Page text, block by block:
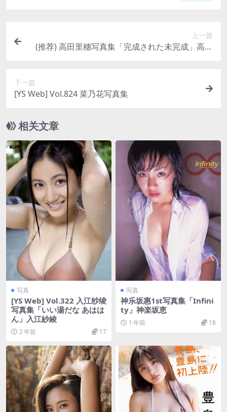
上一篇
(推荐) 高田里穗写真集「完成された未完成」高田
下一篇
[YS Web] Vol.824 菜乃花写真集
相关文章
写真
[YS Web] Vol.322 入江纱绫
写真集「いい湯だな あはは
ん」入江紗綾
2 年前 17
写真
神乐坂惠1st写真集「Infini
ty」神楽坂恵
1 年前 18